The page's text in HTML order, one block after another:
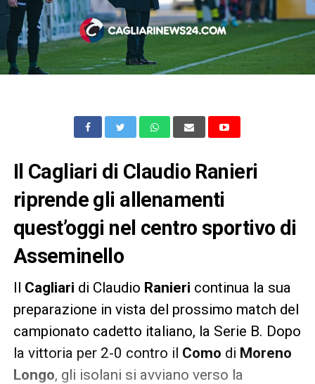
Il Cagliari di Claudio Ranieri
riprende gli allenamenti
quest’oggi nel centro sportivo di
Asseminello
Il Cagliari di Claudio Ranieri continua la sua
preparazione in vista del prossimo match del
campionato cadetto italiano, la Serie B. Dopo
la vittoria per 2-0 contro il Como di Moreno
Longo, gli isolani si avviano verso la